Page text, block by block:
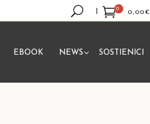
0
0,00€
prodotto nel carrello.
EBOOK NEWS SOSTIENICI